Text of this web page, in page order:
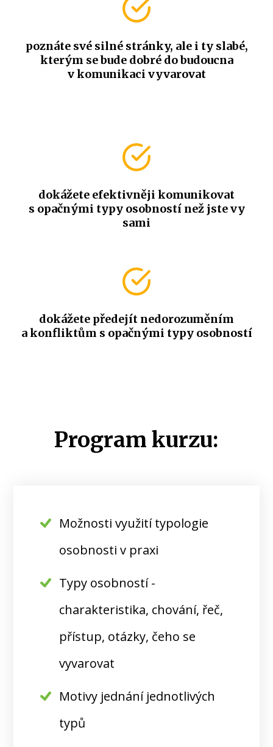
poznáte své silné stránky, ale i ty slabé,
kterým se bude dobré do budoucna
v komunikaci vyvarovat
dokážete efektivněji komunikovat
s opačnými typy osobností než jste vy
sami
dokážete předejít nedorozuměním
a konfliktům s opačnými typy osobností
Program kurzu:
Možnosti využití typologie
osobnosti v praxi
Typy osobností -
charakteristika, chování, řeč,
přístup, otázky, čeho se
vyvarovat
Motivy jednání jednotlivých
typů